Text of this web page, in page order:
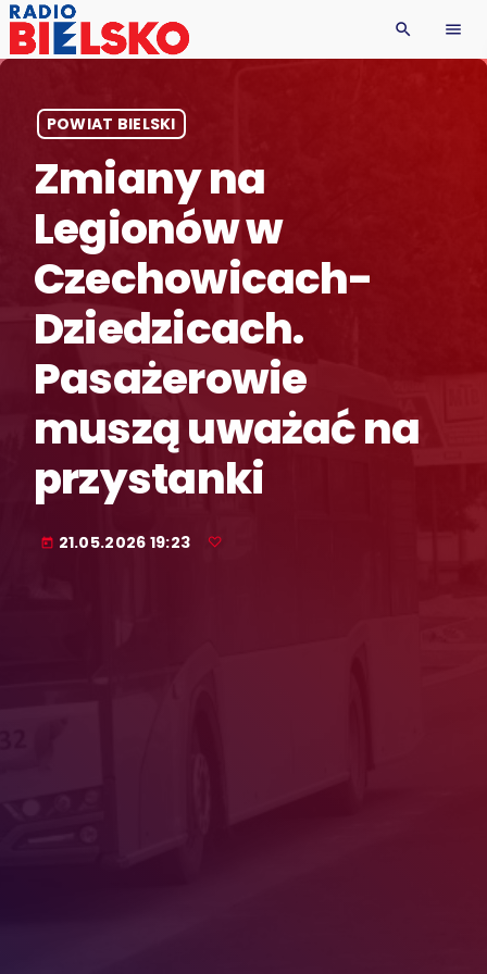
search menu
POWIAT BIELSKI
Zmiany na
Legionów w
Czechowicach-
Dziedzicach.
Pasażerowie
muszą uważać na
przystanki
today 21.05.2026 19:23